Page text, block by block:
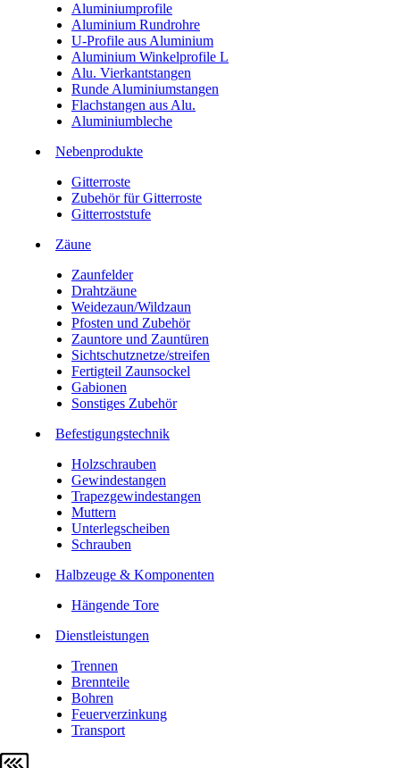
Aluminiumprofile
Aluminium Rundrohre
U-Profile aus Aluminium
Aluminium Winkelprofile L
Alu. Vierkantstangen
Runde Aluminiumstangen
Flachstangen aus Alu.
Aluminiumbleche
Nebenprodukte
Gitterroste
Zubehör für Gitterroste
Gitterroststufe
Zäune
Zaunfelder
Drahtzäune
Weidezaun/Wildzaun
Pfosten und Zubehör
Zauntore und Zauntüren
Sichtschutznetze/streifen
Fertigteil Zaunsockel
Gabionen
Sonstiges Zubehör
Befesti­gungstechnik
Holzschrauben
Gewindestangen
Trapezgewindestangen
Muttern
Unterlegscheiben
Schrauben
Halbzeuge & Komponenten
Hängende Tore
Dienstleistungen
Trennen
Brennteile
Bohren
Feuerverzinkung
Transport